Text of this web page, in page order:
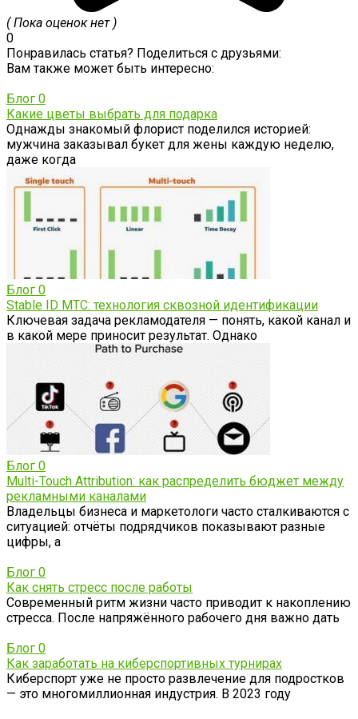
( Пока оценок нет )
0
Понравилась статья? Поделиться с друзьями:
Вам также может быть интересно:
Блог 0
Какие цветы выбрать для подарка
Однажды знакомый флорист поделился историей:
мужчина заказывал букет для жены каждую неделю,
даже когда
Блог 0
Stable ID МТС: технология сквозной идентификации
Ключевая задача рекламодателя — понять, какой канал и
в какой мере приносит результат. Однако
Блог 0
Multi-Touch Attribution: как распределить бюджет между
рекламными каналами
Владельцы бизнеса и маркетологи часто сталкиваются с
ситуацией: отчёты подрядчиков показывают разные
цифры, а
Блог 0
Как снять стресс после работы
Современный ритм жизни часто приводит к накоплению
стресса. После напряжённого рабочего дня важно дать
Блог 0
Как заработать на киберспортивных турнирах
Киберспорт уже не просто развлечение для подростков
— это многомиллионная индустрия. В 2023 году